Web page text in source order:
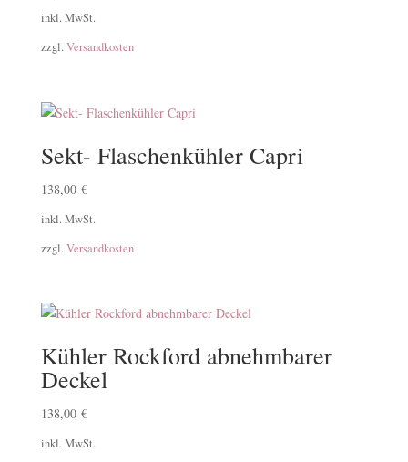
inkl. MwSt.
zzgl. Versandkosten
Sekt- Flaschenkühler Capri
138,00 €
inkl. MwSt.
zzgl. Versandkosten
Kühler Rockford abnehmbarer
Deckel
138,00 €
inkl. MwSt.